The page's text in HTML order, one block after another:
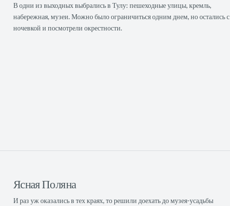
В одни из выходных выбрались в Тулу: пешеходные улицы, кремль,
набережная, музеи. Можно было ограничиться одним днем, но остались с
ночевкой и посмотрели окрестности.
Ясная Поляна
И раз уж оказались в тех краях, то решили доехать до музея-усадьбы